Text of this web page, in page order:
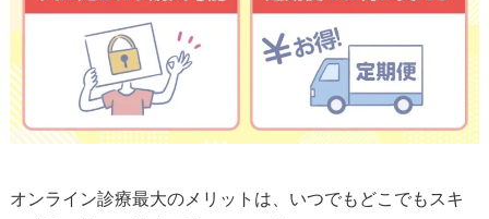
オンライン診療最大のメリットは、いつでもどこでもスキ